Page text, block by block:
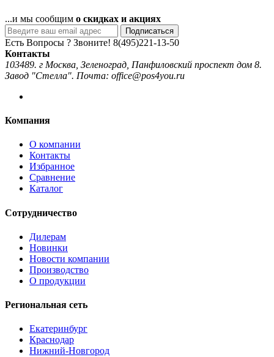
...и мы сообщим о скидках и акциях
Подписаться
Есть Вопросы ? Звоните! 8(495)221-13-50
Контакты
103489. г Москва, Зеленоград, Панфиловский проспект дом 8.
Завод "Стелла". Почта: office@pos4you.ru
Компания
О компании
Контакты
Избранное
Сравнение
Каталог
Сотрудничество
Дилерам
Новинки
Новости компании
Производство
О продукции
Региональная сеть
Екатеринбург
Краснодар
Нижний-Новгород